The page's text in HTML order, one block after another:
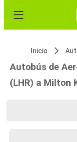
Inicio
Autobús de
(LHR) a Milton